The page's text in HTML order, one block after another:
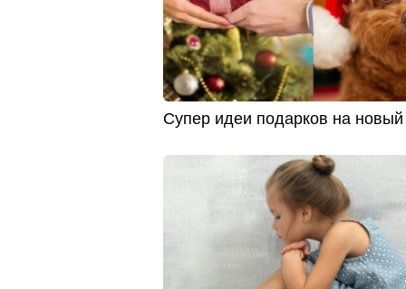
Cупер идеи подарков на новый